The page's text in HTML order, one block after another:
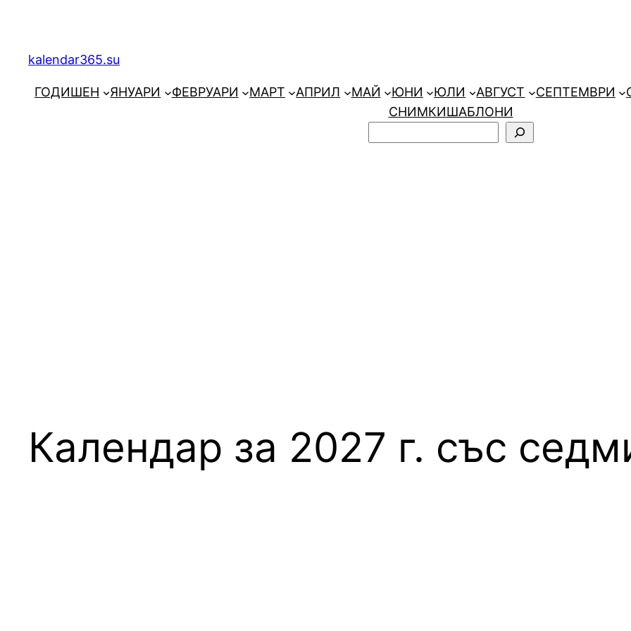
kalendar365.su
ГОДИШЕН ЯНУАРИ ФЕВРУАРИ МАРТ АПРИЛ МАЙ ЮНИ ЮЛИ АВГУСТ СЕПТЕМВРИ
СНИМКИШАБЛОНИ
Календар за 2027 г. със